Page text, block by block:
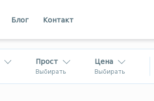
Блог Контакт
Прост
Выбирать
Цена
Выбирать